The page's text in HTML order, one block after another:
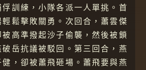
訓練，小隊各派一人單挑。首
鬆擊敗關勇。次回合，蕭雲傑
高準撥起沙子偷襲，然後被鎖
岳抗議被駁回。第三回合，燕
，卻被蕭飛砸場。蕭飛要與燕